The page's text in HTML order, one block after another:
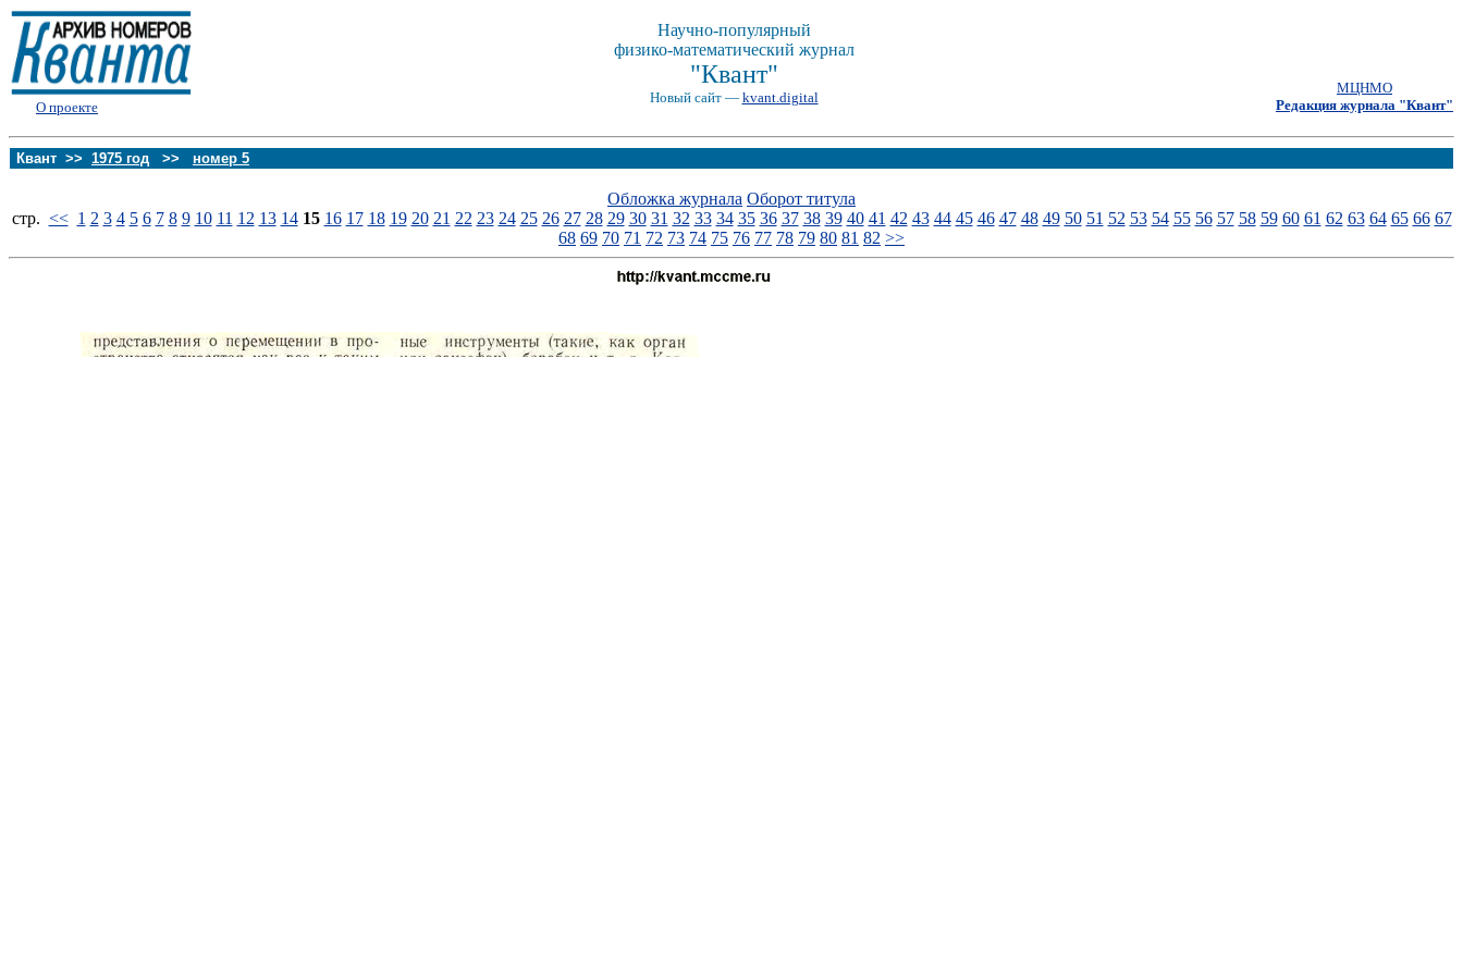
О проекте
Научно-популярный
физико-математический журнал
"Квант"
Новый сайт — kvant.digital
МЦНМО
Редакция журнала "Квант"
Квант >> 1975 год >> номер 5
Обложка журнала Оборот титула
стp. << 1 2 3 4 5 6 7 8 9 10 11 12 13 14 15 16 17 18 19 20 21 22 23 24 25 26 27 28 29 30 31 32 33 34 35 36 37 38 39 40 41 42 43 44 45 46 47 48 49 50 51 52 53 54 55 56 57 58 59 60 61 62 63 64 65 66 67
68 69 70 71 72 73 74 75 76 77 78 79 80 81 82 >>